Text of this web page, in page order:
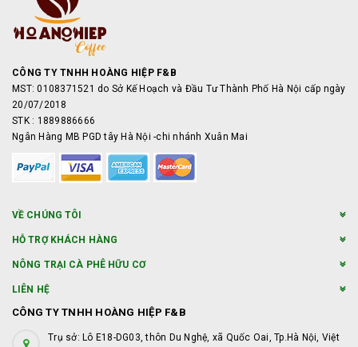
CÔNG TY TNHH HOÀNG HIỆP F&B
MST: 0108371521 do Sở Kế Hoạch và Đầu Tư Thành Phố Hà Nội cấp ngày
20/07/2018
STK : 1889886666
Ngân Hàng MB PGD tây Hà Nội -chi nhánh Xuân Mai
VỀ CHÚNG TÔI
HỖ TRỢ KHÁCH HÀNG
NÔNG TRẠI CÀ PHÊ HỮU CƠ
LIÊN HỆ
CÔNG TY TNHH HOÀNG HIỆP F&B
Trụ sở: Lô E18-DG03, thôn Du Nghệ, xã Quốc Oai, Tp.Hà Nội, Việt